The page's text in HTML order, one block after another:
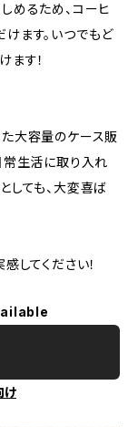
めるため、コーヒ
ます。いつでもど
ます！
大容量のケース販
常生活に取り入れ
しても、大変喜ば
してください！
け